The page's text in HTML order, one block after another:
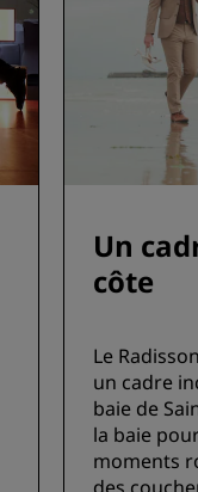
Un
côte
Le
un cadre
baie de
la baie
moments